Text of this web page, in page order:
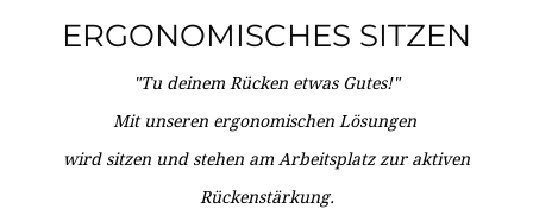
ERGONOMISCHES SITZEN
"Tu deinem Rücken etwas Gutes!"
Mit unseren ergonomischen Lösungen
wird sitzen und stehen am Arbeitsplatz zur aktiven
Rückenstärkung.